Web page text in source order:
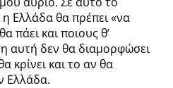
Ελλάδα θα πρέπει «να
πάει και ποιους θ’
αυτή δεν θα διαμορφώσει
κρίνει και το αν θα
Ελλάδα.